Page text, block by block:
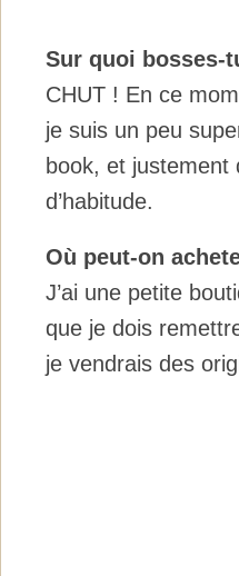
Sur quoi bosses-
CHUT ! En ce
je suis un peu
book, et justement
d’habitude.
Où peut-on
J’ai une petite
que je dois
je vendrais des